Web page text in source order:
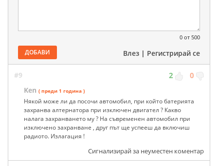
0 от 500
ДОБАВИ Влез | Регистрирай се
#9 2 0
Ken ( преди 1 година )
Някой може ли да посочи автомобил, при който батерията
захранва алтернатора при изключен двигател ? Какво
налага захранването му ? На съвременен автомобил при
изключено захранване , друг път ще успееш да включиш
радиото. Излагация !
Сигнализирай за неуместен коментар